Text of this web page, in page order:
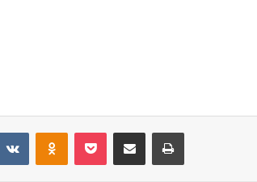
VK OK Pocket Compartilhar via e-mail Imprimir